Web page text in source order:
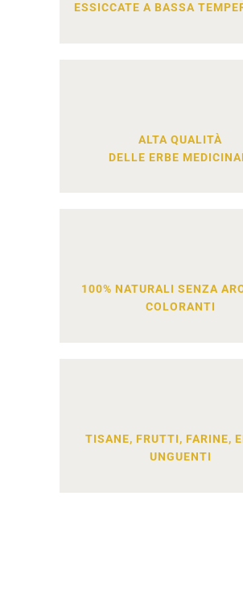
ESSICCATE A BASSA
ALTA QUALITÀ
DELLE ERBE
100% NATURALI SENZA
COLORANTI
TISANE, FRUTTI, FARINE,
UNGUENTI